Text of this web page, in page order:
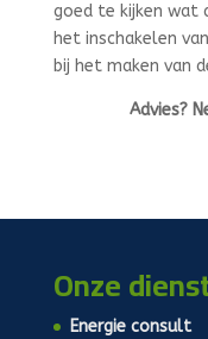
goed te kijken wat
het inschakelen
bij het maken van
Advies?
Onze
Energie consult